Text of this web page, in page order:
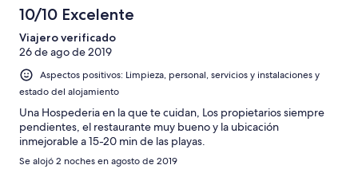
10/10 Excelente
Viajero verificado
26 de ago de 2019
Aspectos positivos: Limpieza, personal, servicios y instalaciones y
estado del alojamiento
Una Hospederia en la que te cuidan, Los propietarios siempre
pendientes, el restaurante muy bueno y la ubicación
inmejorable a 15-20 min de las playas.
Se alojó 2 noches en agosto de 2019